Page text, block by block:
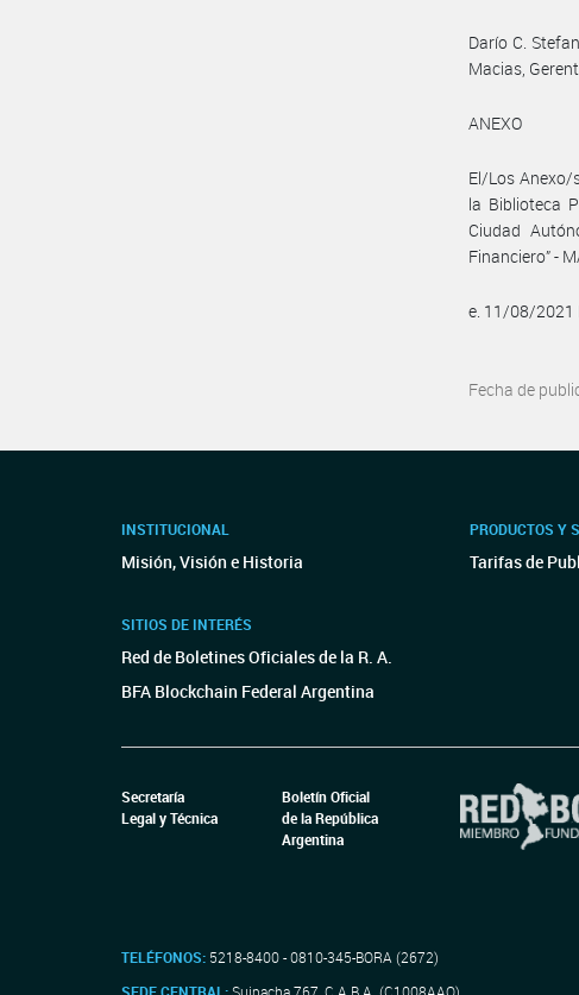
Darío C.
Macias,
ANEXO
El/Los Anexo/
la Biblioteca
Ciudad
Financiero” -
e. 11/08/2021
Fecha de
INSTITUCIONAL
Misión, Visión e Historia
SITIOS DE INTERÉS
Red de Boletines Oficiales de la R. A.
BFA Blockchain Federal Argentina
PRODUCTOS Y
Tarifas de
Secretaría
Legal y Técnica
Boletín Oficial
de la República
Argentina
TELÉFONOS: 5218-8400 - 0810-345-BORA (2672)